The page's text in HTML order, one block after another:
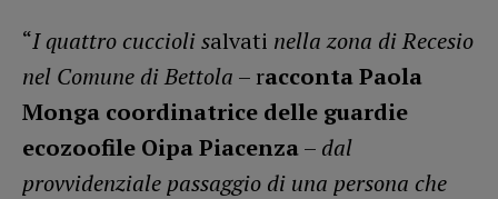
“I quattro cuccioli salvati nella zona di Recesio
nel Comune di Bettola – racconta Paola
Monga coordinatrice delle guardie
ecozoofile Oipa Piacenza– dal
provvidenziale passaggio di una persona che